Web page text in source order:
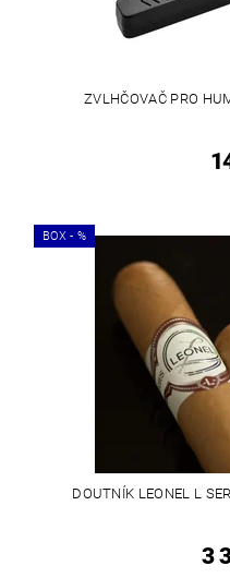
ZVLHČOVAČ PRO
BOX - %
DOUTNÍK LEONEL L
3